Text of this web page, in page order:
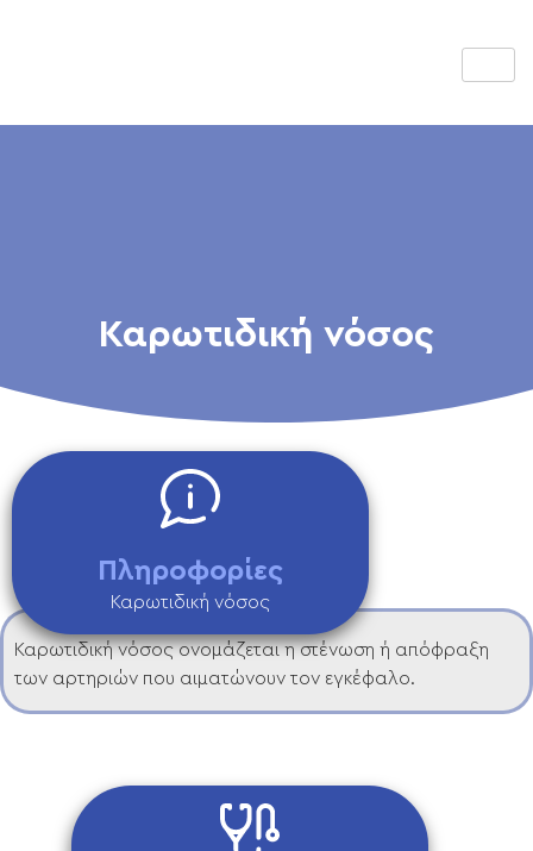
Καρωτιδική νόσος
Πληροφορίες
Καρωτιδική νόσος
Καρωτιδική νόσος ονομάζεται η στένωση ή απόφραξη
των αρτηριών που αιματώνουν τον εγκέφαλο.